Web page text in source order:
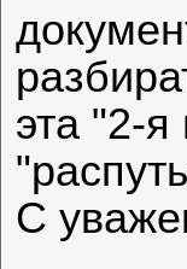
эта "2-я
С